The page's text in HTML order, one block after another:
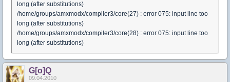
long (after substitutions)
/home/groups/amxmodx/compiler3/core(27) : error 075: input line too
long (after substitutions)
/home/groups/amxmodx/compiler3/core(28) : error 075: input line too
long (after substitutions)
G[o]Q
09.04.2010